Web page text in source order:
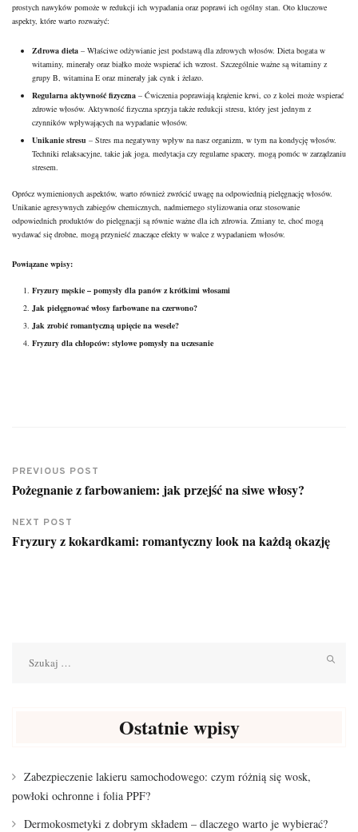
prostych nawyków pomoże w redukcji ich wypadania oraz poprawi ich ogólny stan. Oto kluczowe
aspekty, które warto rozważyć:
Zdrowa dieta – Właściwe odżywianie jest podstawą dla zdrowych włosów. Dieta bogata w
witaminy, minerały oraz białko może wspierać ich wzrost. Szczególnie ważne są witaminy z
grupy B, witamina E oraz minerały jak cynk i żelazo.
Regularna aktywność fizyczna – Ćwiczenia poprawiają krążenie krwi, co z kolei może wspierać
zdrowie włosów. Aktywność fizyczna sprzyja także redukcji stresu, który jest jednym z
czynników wpływających na wypadanie włosów.
Unikanie stresu – Stres ma negatywny wpływ na nasz organizm, w tym na kondycję włosów.
Techniki relaksacyjne, takie jak joga, medytacja czy regularne spacery, mogą pomóc w zarządzaniu
stresem.
Oprócz wymienionych aspektów, warto również zwrócić uwagę na odpowiednią pielęgnację włosów.
Unikanie agresywnych zabiegów chemicznych, nadmiernego stylizowania oraz stosowanie
odpowiednich produktów do pielęgnacji są równie ważne dla ich zdrowia. Zmiany te, choć mogą
wydawać się drobne, mogą przynieść znaczące efekty w walce z wypadaniem włosów.
Powiązane wpisy:
Fryzury męskie – pomysły dla panów z krótkimi włosami
Jak pielęgnować włosy farbowane na czerwono?
Jak zrobić romantyczną upięcie na wesele?
Fryzury dla chłopców: stylowe pomysły na uczesanie
PREVIOUS POST
Pożegnanie z farbowaniem: jak przejść na siwe włosy?
NEXT POST
Fryzury z kokardkami: romantyczny look na każdą okazję
Ostatnie wpisy
Zabezpieczenie lakieru samochodowego: czym różnią się wosk,
powłoki ochronne i folia PPF?
Dermokosmetyki z dobrym składem – dlaczego warto je wybierać?